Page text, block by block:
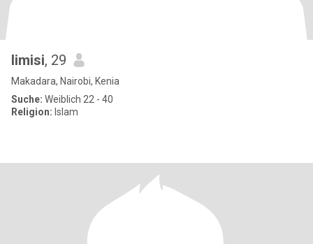
limisi, 29
Makadara, Nairobi, Kenia
Suche: Weiblich 22 - 40
Religion: Islam